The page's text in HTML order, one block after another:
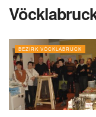
BEZIRK VÖCKLABRUCK